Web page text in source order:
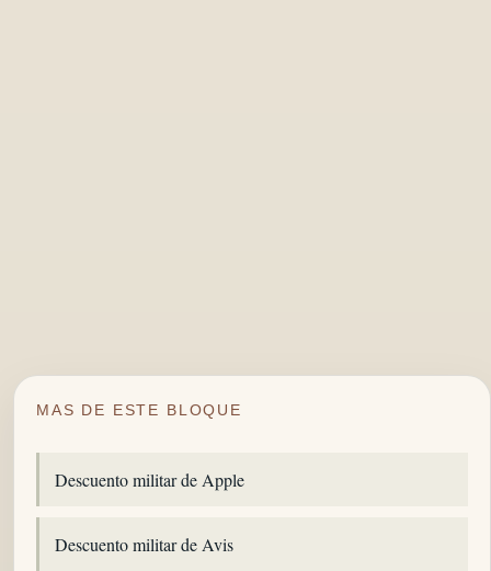
MAS DE ESTE BLOQUE
Descuento militar de Apple
Descuento militar de Avis